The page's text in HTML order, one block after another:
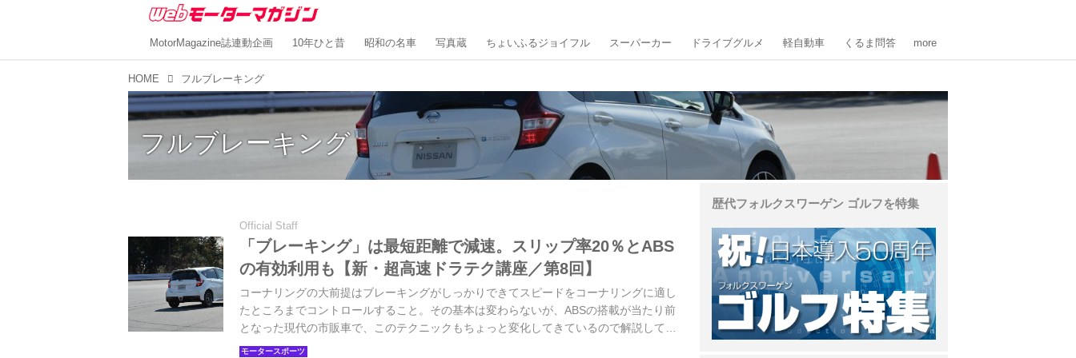
MotorMagazine誌連動企画 10年ひと昔 昭和の名車 写真蔵 ちょいふるジョイフル スーパーカー ドライブグルメ 軽自動車 くるま問答 more
HOME フルブレーキング
フルブレーキング
Official Staff
「ブレーキング」は最短距離で減速。スリップ率20％とABS
の有効利用も【新・超高速ドラテク講座／第8回】
コーナリングの大前提はブレーキングがしっかりできてスピードをコーナリングに適し
たところまでコントロールすること。その基本は変わらないが、ABSの搭載が当たり前
となった現代の市販車で、このテクニックもちょっと変化してきているので解説してい
こう。
歴代フォルクスワーゲン ゴルフを特集